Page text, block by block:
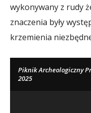
wykonywany z rudy
znaczenia były
krzemienia
Piknik Archeologiczny
2025